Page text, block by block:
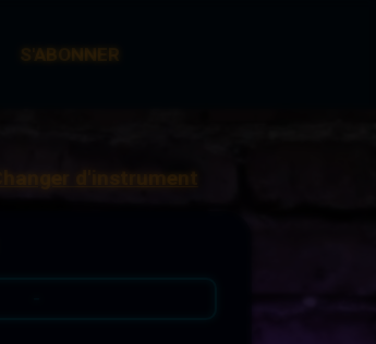
S'ABONNER
Changer d'instrument